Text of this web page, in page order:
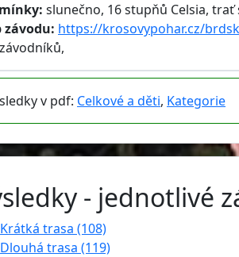
slunečno, 16 stupňů Celsia,
závodu: https://krosovypohar.cz/
v pdf: Celkové a děti, Kategorie
- jednotlivé
Krátká trasa (108)
Dlouhá trasa (119)